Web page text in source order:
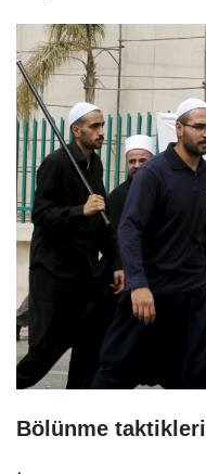
Bölünme taktikleri